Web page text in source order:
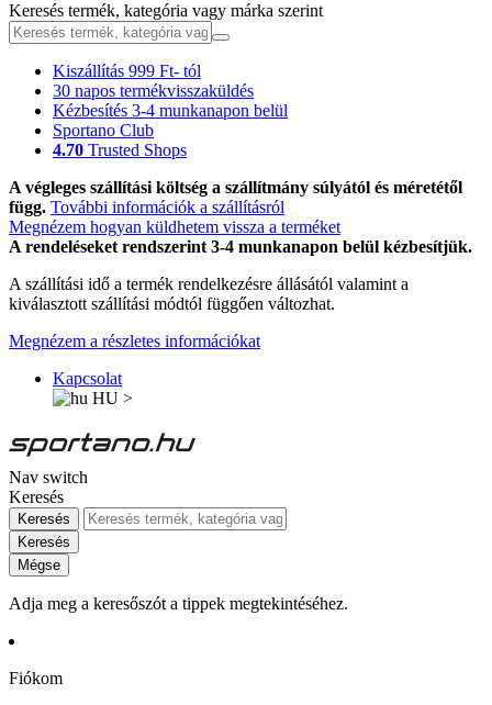
Keresés termék, kategória vagy márka szerint
Kiszállítás 999 Ft- tól
30 napos termékvisszaküldés
Kézbesítés 3-4 munkanapon belül
Sportano Club
4.70 Trusted Shops
A végleges szállítási költség a szállítmány súlyától és méretétől
függ. További információk a szállításról
Megnézem hogyan küldhetem vissza a terméket
A rendeléseket rendszerint 3-4 munkanapon belül kézbesítjük.
A szállítási idő a termék rendelkezésre állásától valamint a
kiválasztott szállítási módtól függően változhat.
Megnézem a részletes információkat
Kapcsolat
HU >
Nav switch
Keresés
Keresés
Keresés
Mégse
Adja meg a keresőszót a tippek megtekintéséhez.
Fiókom